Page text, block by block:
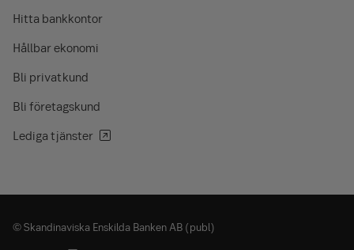
Hitta bankkontor
Hållbar ekonomi
Bli privatkund
Bli företagskund
Lediga tjänster
© Skandinaviska Enskilda Banken AB (publ)